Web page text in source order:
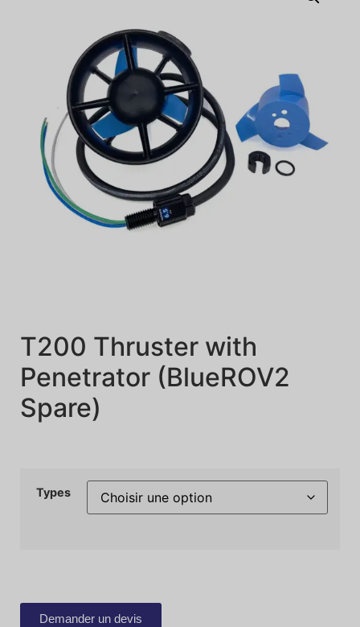
T200 Thruster with
Penetrator (BlueROV2
Spare)
Types
Demander un devis